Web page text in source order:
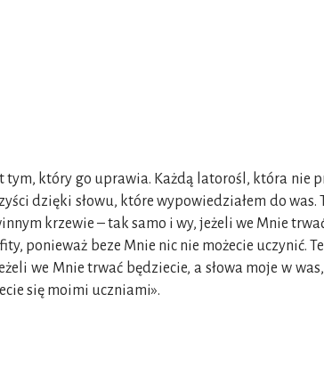
który go uprawia. Każdą latorośl, która nie
dzięki słowu, które wypowiedziałem do was.
krzewie – tak samo i wy, jeżeli we Mnie
ponieważ beze Mnie nic nie możecie uczynić.
we Mnie trwać będziecie, a słowa moje w
się moimi uczniami».